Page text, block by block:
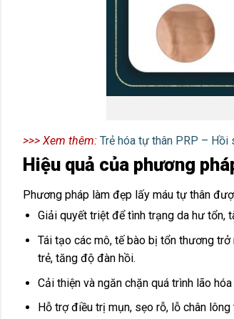
>>> Xem thêm: Trẻ hóa tự thân PRP –
Hiệu quả của phương
Phương pháp làm đẹp lấy máu tự thân
Giải quyết triệt để tình trạng da hư tổn,
Tái tạo các mô, tế bào bị tổn thương
trẻ, tăng độ đàn hồi.
Cải thiện và ngăn chặn quá trình lão
Hỗ trợ điều trị mụn, sẹo rỗ, lỗ chân lông